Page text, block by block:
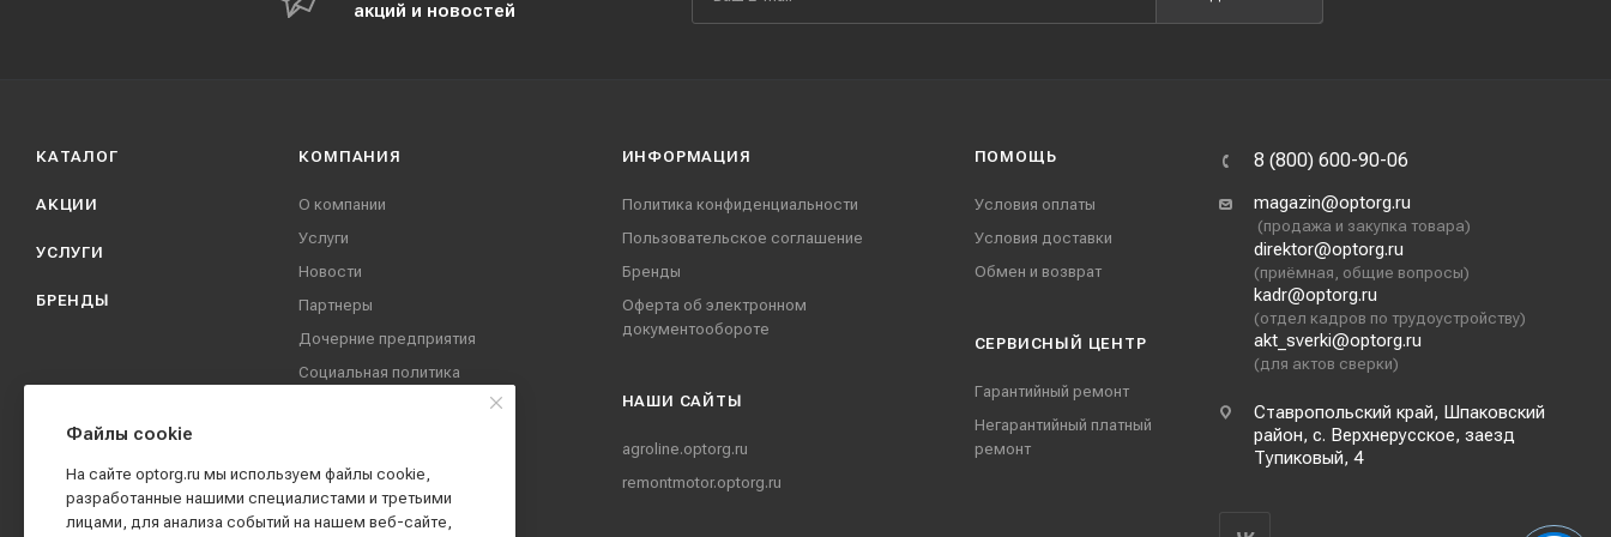
акций и новостей
КАТАЛОГ
АКЦИИ
УСЛУГИ
БРЕНДЫ
КОМПАНИЯ
О компании
Услуги
Новости
Партнеры
Дочерние предприятия
Социальная политика
Вакансии
Реквизиты
Контакты
ИНФОРМАЦИЯ
Политика конфиденциальности
Пользовательское соглашение
Бренды
Оферта об электронном
документообороте
НАШИ CАЙТЫ
agroline.optorg.ru
remontmotor.optorg.ru
ПОМОЩЬ
Условия оплаты
Условия доставки
Обмен и возврат
СЕРВИСНЫЙ ЦЕНТР
Гарантийный ремонт
Негарантийный платный
ремонт
8 (800) 600-90-06
magazin@optorg.ru
(продажа и закупка товара)
direktor@optorg.ru
(приёмная, общие вопросы)
kadr@optorg.ru
(отдел кадров по трудоустройству)
akt_sverki@optorg.ru
(для актов сверки)
Ставропольский край, Шпаковский
район, с. Верхнерусское, заезд
Тупиковый, 4
Файлы cookie
На сайте optorg.ru мы используем файлы cookie,
разработанные нашими специалистами и третьими
лицами, для анализа событий на нашем веб-сайте,